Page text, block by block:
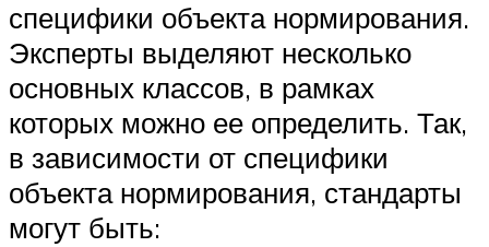
специфики объекта нормирования.
Эксперты выделяют несколько
основных классов, в рамках
которых можно ее определить. Так,
в зависимости от специфики
объекта нормирования, стандарты
могут быть: